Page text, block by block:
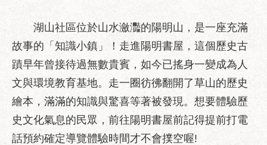
區
性
別
主
流
化
性
騷
湖山社區位於山水瀲灩的陽明山，是一座充滿
故事的「知識小鎮」！走進陽明書屋，這個歷史古
蹟早年曾接待過無數貴賓，如今已搖身一變成為人
文與環境教育基地。走一圈彷彿翻開了草山的歷史
繪本，滿滿的知識與驚喜等著被發現。想要體驗歷
史文化氣息的民眾，前往陽明書屋前記得提前打電
話預約確定導覽體驗時間才不會撲空喔!